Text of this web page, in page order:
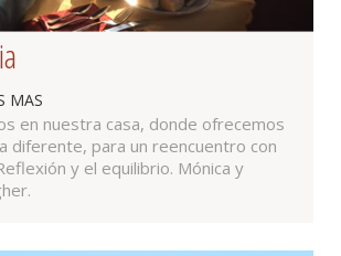
MAS
en nuestra casa, donde ofrecemos
diferente, para un reencuentro con
y el equilibrio. Mónica y